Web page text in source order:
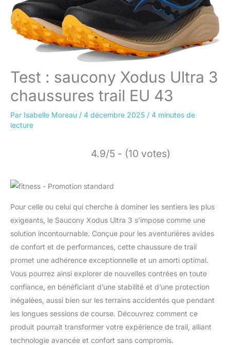
Test : saucony Xodus Ultra 3
chaussures trail EU 43
Par Isabelle Moreau / 4 décembre 2025 / 4 minutes de
lecture
4.9/5 - (10 votes)
Pour celle ou celui qui cherche à dominer les sentiers les plus
exigeants, le Saucony Xodus Ultra 3 s’impose comme une
solution incontournable. Conçue pour les aventurières avides
de confort et de performances, cette chaussure de trail
promet une adhérence exceptionnelle et un amorti optimal.
Vous pourrez ainsi explorer de nouvelles contrées en toute
confiance, en bénéficiant d’une stabilité et d’une protection
inégalées, aussi bien sur les terrains accidentés que pendant
les longues sessions de course. Découvrez comment ce
produit pourrait transformer votre expérience de trail, alliant
technologie avancée et confort sans compromis.